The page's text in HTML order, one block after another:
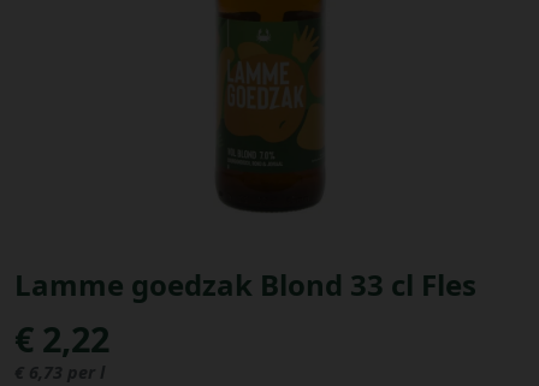
Lamme goedzak Blond 33 cl Fles
€ 2,22
€ 6,73 per l